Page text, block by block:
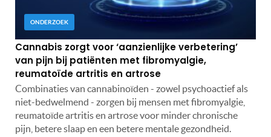
ONDERZOEK
Cannabis zorgt voor ‘aanzienlijke verbetering’
van pijn bij patiënten met fibromyalgie,
reumatoïde artritis en artrose
Combinaties van cannabinoïden - zowel psychoactief als
niet-bedwelmend - zorgen bij mensen met fibromyalgie,
reumatoïde artritis en artrose voor minder chronische
pijn, betere slaap en een betere mentale gezondheid.